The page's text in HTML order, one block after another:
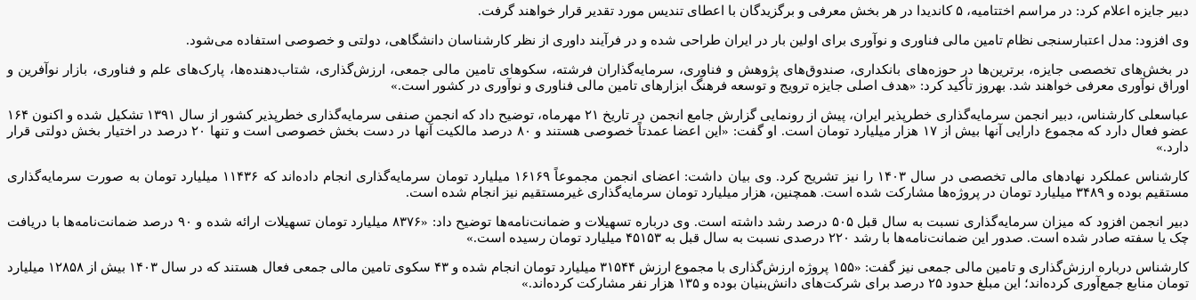
دبیر جایزه اعلام کرد: در مراسم اختتامیه، ۵ کاندیدا در هر بخش معرفی و برگزیدگان با اعطای تندیس مورد تقدیر قرار خواهند گرفت.
وی افزود: مدل اعتبارسنجی نظام تامین مالی فناوری و نوآوری برای اولین بار در ایران طراحی شده و در فرآیند داوری از نظر کارشناسان دانشگاهی، دولتی و خصوصی استفاده می‌شود.
در بخش‌های تخصصی جایزه، برترین‌ها در حوزه‌های بانکداری، صندوق‌های پژوهش و فناوری، سرمایه‌گذاران فرشته، سکوهای تامین مالی جمعی، ارزش‌گذاری، شتاب‌دهنده‌ها، پارک‌های علم و فناوری، بازار نوآفرین و
اوراق نوآوری معرفی خواهند شد. بهروز تأکید کرد: «هدف اصلی جایزه ترویج و توسعه فرهنگ ابزارهای تامین مالی فناوری و نوآوری در کشور است.»
عباسعلی کارشناس، دبیر انجمن سرمایه‌گذاری خطرپذیر ایران، پیش از رونمایی گزارش جامع انجمن در تاریخ ۲۱ مهرماه، توضیح داد که انجمن صنفی سرمایه‌گذاری خطرپذیر کشور از سال ۱۳۹۱ تشکیل شده و اکنون ۱۶۴
عضو فعال دارد که مجموع دارایی آنها بیش از ۱۷ هزار میلیارد تومان است. او گفت: «این اعضا عمدتاً خصوصی هستند و ۸۰ درصد مالکیت آنها در دست بخش خصوصی است و تنها ۲۰ درصد در اختیار بخش دولتی قرار
دارد.»
کارشناس عملکرد نهادهای مالی تخصصی در سال ۱۴۰۳ را نیز تشریح کرد. وی بیان داشت: اعضای انجمن مجموعاً ۱۶۱۶۹ میلیارد تومان سرمایه‌گذاری انجام داده‌اند که ۱۱۴۳۶ میلیارد تومان به صورت سرمایه‌گذاری
مستقیم بوده و ۳۴۸۹ میلیارد تومان در پروژه‌ها مشارکت شده است. همچنین، هزار میلیارد تومان سرمایه‌گذاری غیرمستقیم نیز انجام شده است.
دبیر انجمن افزود که میزان سرمایه‌گذاری نسبت به سال قبل ۵۰۵ درصد رشد داشته است. وی درباره تسهیلات و ضمانت‌نامه‌ها توضیح داد: «۸۳۷۶ میلیارد تومان تسهیلات ارائه شده و ۹۰ درصد ضمانت‌نامه‌ها با دریافت
چک یا سفته صادر شده است. صدور این ضمانت‌نامه‌ها با رشد ۲۲۰ درصدی نسبت به سال قبل به ۴۵۱۵۳ میلیارد تومان رسیده است.»
کارشناس درباره ارزش‌گذاری و تامین مالی جمعی نیز گفت: «۱۵۵ پروژه ارزش‌گذاری با مجموع ارزش ۳۱۵۴۴ میلیارد تومان انجام شده و ۴۳ سکوی تامین مالی جمعی فعال هستند که در سال ۱۴۰۳ بیش از ۱۲۸۵۸ میلیارد
تومان منابع جمع‌آوری کرده‌اند؛ این مبلغ حدود ۲۵ درصد برای شرکت‌های دانش‌بنیان بوده و ۱۳۵ هزار نفر مشارکت کرده‌اند.»